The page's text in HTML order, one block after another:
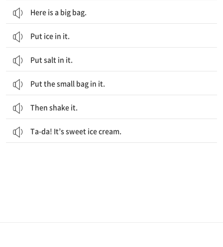
Here is a big bag.
Put ice in it.
Put salt in it.
Put the small bag in it.
Then shake it.
Ta-da! It’s sweet ice cream.